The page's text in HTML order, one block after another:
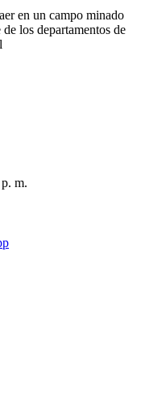
en un campo minado
los departamentos de
m.